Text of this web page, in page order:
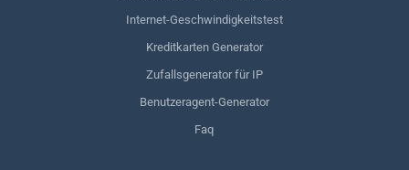
Internet-Geschwindigkeitstest
Kreditkarten Generator
Zufallsgenerator für IP
Benutzeragent-Generator
Faq